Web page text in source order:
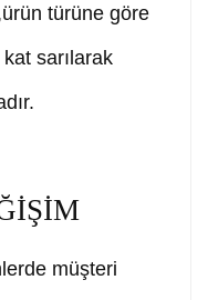
türüne göre
sarılarak
müşteri